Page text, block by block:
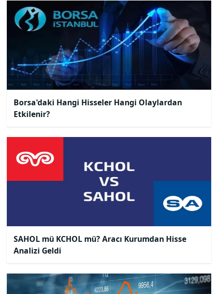
Borsa'daki Hangi Hisseler Hangi Olaylardan
Etkilenir?
SAHOL mü KCHOL mü? Aracı Kurumdan Hisse
Analizi Geldi